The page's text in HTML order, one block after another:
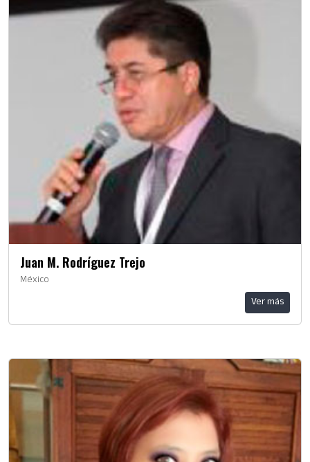
Juan M. Rodríguez Trejo
México
Ver más